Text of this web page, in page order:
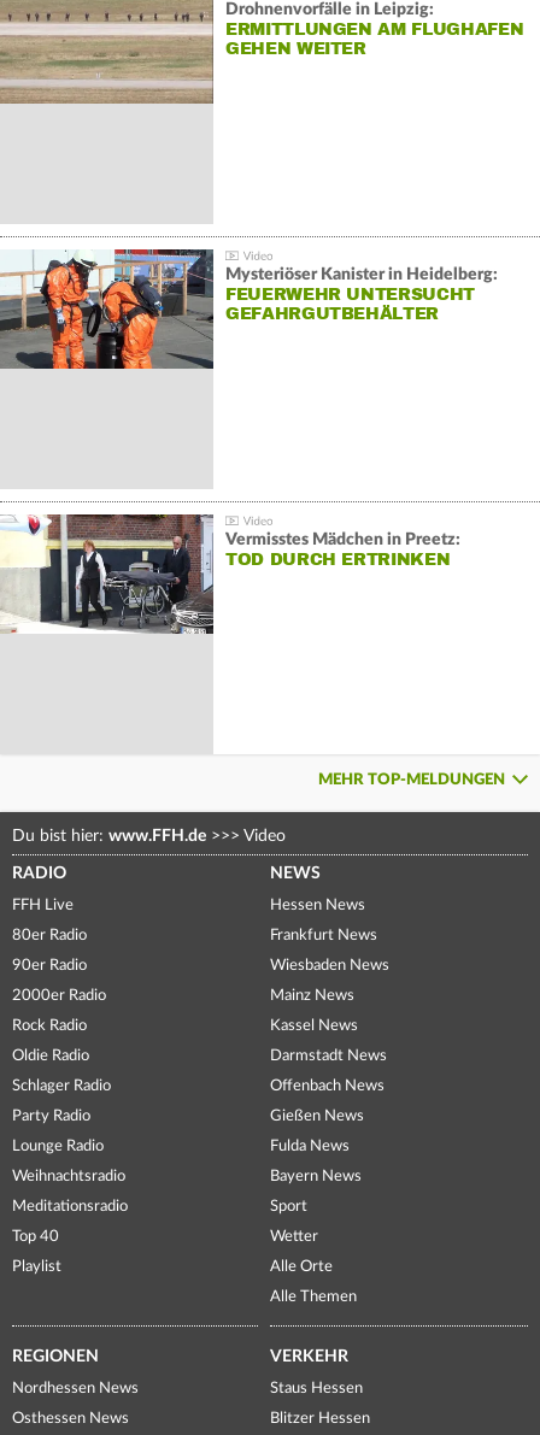
Drohnenvorfälle in Leipzig:
ERMITTLUNGEN AM FLUGHAFEN
GEHEN WEITER
Mysteriöser Kanister in Heidelberg:
FEUERWEHR UNTERSUCHT
GEFAHRGUTBEHÄLTER
Vermisstes Mädchen in Preetz:
TOD DURCH ERTRINKEN
MEHR TOP-MELDUNGEN
Du bist hier: www.FFH.de >>> Video
RADIO
FFH Live
80er Radio
90er Radio
2000er Radio
Rock Radio
Oldie Radio
Schlager Radio
Party Radio
Lounge Radio
Weihnachtsradio
Meditationsradio
Top 40
Playlist
NEWS
Hessen News
Frankfurt News
Wiesbaden News
Mainz News
Kassel News
Darmstadt News
Offenbach News
Gießen News
Fulda News
Bayern News
Sport
Wetter
Alle Orte
Alle Themen
REGIONEN
Nordhessen News
Osthessen News
VERKEHR
Staus Hessen
Blitzer Hessen